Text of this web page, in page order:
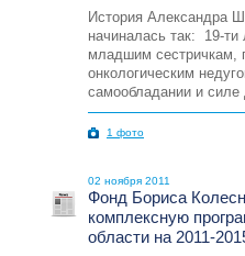
История Александра
начиналась так: 19-
младшим сестричкам,
онкологическим
самообладании и
1 фото
02 ноября 2011
Фонд Бориса
комплексную
области на 2011-